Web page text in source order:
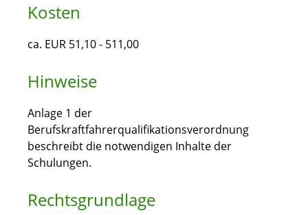
Kosten
ca. EUR 51,10 - 511,00
Hinweise
Anlage 1 der
Berufskraftfahrerqualifikationsverordnung
beschreibt die notwendigen Inhalte der
Schulungen.
Rechtsgrundlage